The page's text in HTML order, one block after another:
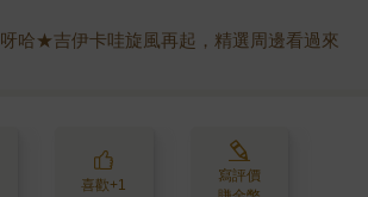
呀哈★吉伊卡哇旋風再起，精選周邊看過來
喜歡+1
寫評價